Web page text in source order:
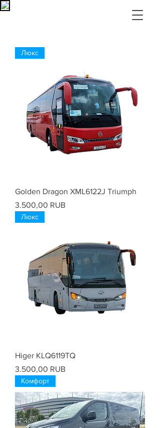
Люкс
Golden Dragon XML6122J Triumph
Цена
3.500,00 RUB
Люкс
Higer KLQ6119TQ
Цена
3.500,00 RUB
Комфорт